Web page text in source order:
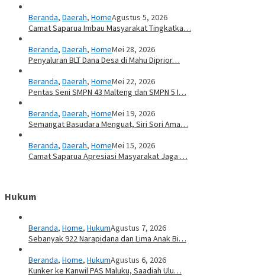
Beranda, Daerah, HomeAgustus 5, 2026
Camat Saparua Imbau Masyarakat Tingkatka…
Beranda, Daerah, HomeMei 28, 2026
Penyaluran BLT Dana Desa di Mahu Diprior…
Beranda, Daerah, HomeMei 22, 2026
Pentas Seni SMPN 43 Malteng dan SMPN 5 I…
Beranda, Daerah, HomeMei 19, 2026
Semangat Basudara Menguat, Siri Sori Ama…
Beranda, Daerah, HomeMei 15, 2026
Camat Saparua Apresiasi Masyarakat Jaga …
Hukum
Beranda, Home, HukumAgustus 7, 2026
Sebanyak 922 Narapidana dan Lima Anak Bi…
Beranda, Home, HukumAgustus 6, 2026
Kunker ke Kanwil PAS Maluku, Saadiah Ulu…